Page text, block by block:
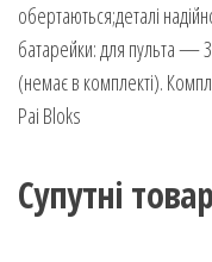
обертаються;деталі
батарейки: для пульта —
(немає в комплекті).
Pai Bloks
Супутні